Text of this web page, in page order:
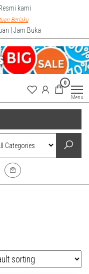
kami
Berlaku
| Jam Buka
0
Menu